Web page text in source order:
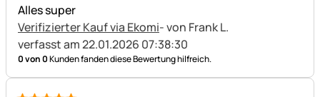
Alles super
Verifizierter Kauf via Ekomi- von Frank L.
verfasst am 22.01.2026 07:38:30
0 von 0Kunden fanden diese Bewertung hilfreich.